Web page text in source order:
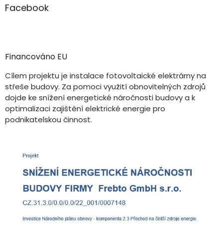
Facebook
Financováno EU
Cílem projektu je instalace fotovoltaické elektrárny na
střeše budovy. Za pomoci využití obnovitelných zdrojů
dojde ke snížení energetické náročnosti budovy a k
optimalizaci zajištění elektrické energie pro
podnikatelskou činnost.